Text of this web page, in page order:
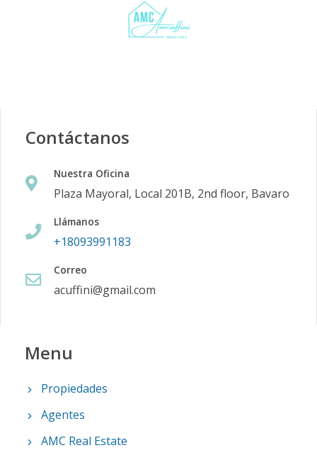
Contáctanos
Nuestra Oficina
Plaza Mayoral, Local 201B, 2nd floor, Bavaro
Llámanos
+18093991183
Correo
acuffini@gmail.com
Menu
Propiedades
Agentes
AMC Real Estate